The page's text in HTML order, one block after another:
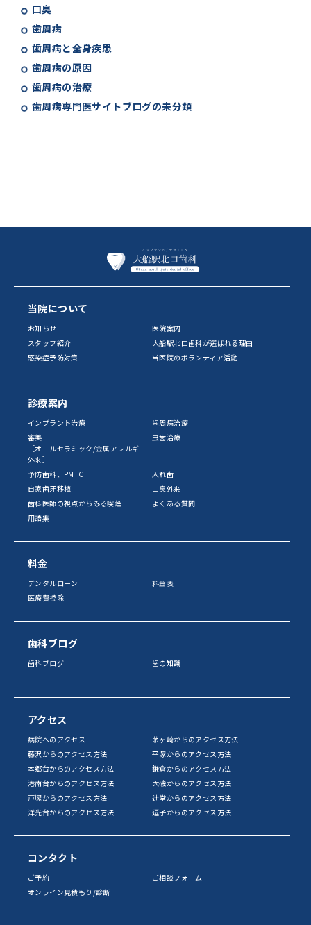
口臭
歯周病
歯周病と全身疾患
歯周病の原因
歯周病の治療
歯周病専門医サイトブログの未分類
当院について
お知らせ
医院案内
スタッフ紹介
大船駅北口歯科が選ばれる理由
感染症予防対策
当医院のボランティア活動
診療案内
インプラント治療
歯周病治療
審美
［オールセラミック/金属アレルギー
外来］
虫歯治療
予防歯科、PMTC
入れ歯
自家歯牙移植
口臭外来
歯科医師の視点からみる喫煙
よくある質問
用語集
料金
デンタルローン
料金表
医療費控除
歯科ブログ
歯科ブログ 歯の知識
アクセス
病院へのアクセス
茅ヶ崎からのアクセス方法
藤沢からのアクセス方法
平塚からのアクセス方法
本郷台からのアクセス方法
鎌倉からのアクセス方法
港南台からのアクセス方法
大磯からのアクセス方法
戸塚からのアクセス方法
辻堂からのアクセス方法
洋光台からのアクセス方法
逗子からのアクセス方法
コンタクト
ご予約
ご相談フォーム
オンライン見積もり/診断